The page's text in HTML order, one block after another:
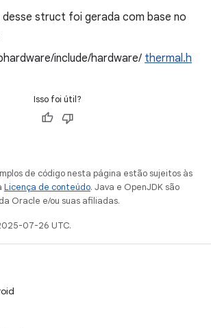
struct foi gerada com base no
include/hardware/ thermal.h
Isso foi útil?
de código nesta página estão sujeitos às
Licença de conteúdo. Java e OpenJDK são
Oracle e/ou suas afiliadas.
07-26 UTC.